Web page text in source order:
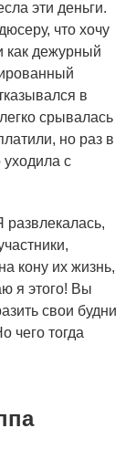
эти деньги.
что хочу
как дежурный
в
срывалась
но раз в
с
кону их жизнь,
я этого! Вы
свои будни
чего тогда